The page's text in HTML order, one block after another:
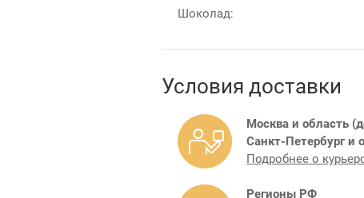
Шоколад:
Условия доставки
Москва и область
Санкт-Петербург и
Подробнее о
Регионы РФ